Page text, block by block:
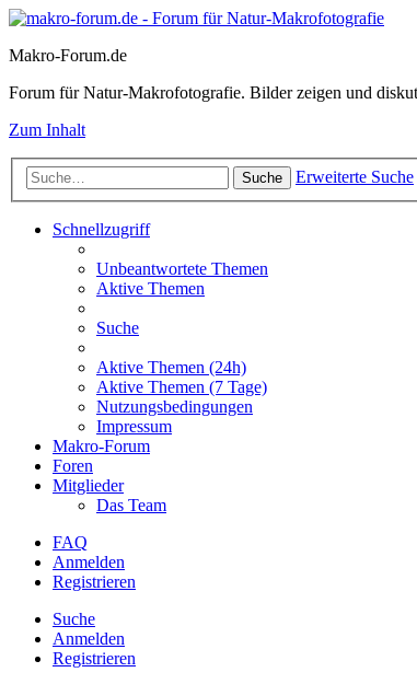
Makro-Forum.de
Forum für Natur-Makrofotografie. Bilder zeigen und
Zum Inhalt
Suche Erweiterte Suche
Schnellzugriff
Unbeantwortete Themen
Aktive Themen
Suche
Aktive Themen (24h)
Aktive Themen (7 Tage)
Nutzungsbedingungen
Impressum
Makro-Forum
Foren
Mitglieder
Das Team
FAQ
Anmelden
Registrieren
Suche
Anmelden
Registrieren